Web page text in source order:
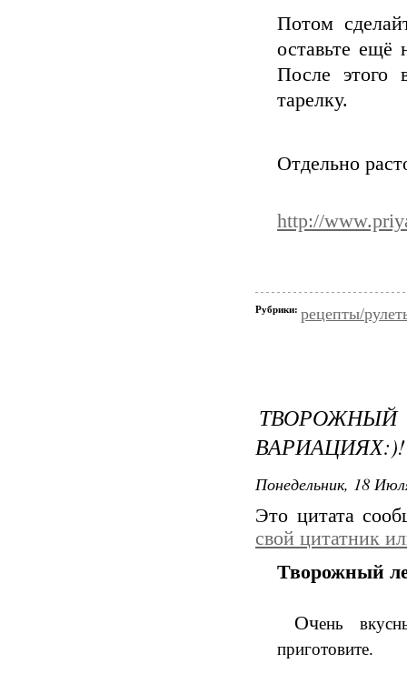
Потом
оставьте ещё
После этого
тарелку.
Отдельно
http://
Рубрики: рецепты/
ВАРИАЦИЯХ:)!
Понедельник, 18
Это цитата
свой цитатник
Творожный
Очень
приготовите.